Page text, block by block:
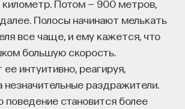
километр. Потом — 900 метров,
Полосы начинают мелькать
все чаще, и ему кажется, что
большую скорость.
интуитивно, реагируя,
незначительные раздражители.
поведение становится более